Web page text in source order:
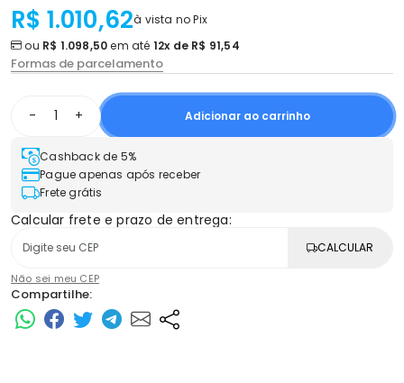
R$ 1.010,62à vista no Pix
ou R$ 1.098,50em até 12x de R$ 91,54
Formas de parcelamento
- + Adicionar ao carrinho
Cashback de 5%
Pague apenas após receber
Frete grátis
Calcular frete e prazo de entrega:
CALCULAR
Não sei meu CEP
Compartilhe: